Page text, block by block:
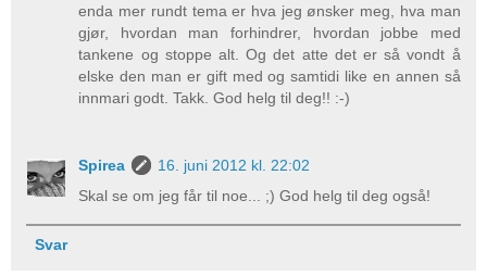
enda mer rundt tema er hva jeg ønsker meg, hva man
gjør, hvordan man forhindrer, hvordan jobbe med
tankene og stoppe alt. Og det atte det er så vondt å
elske den man er gift med og samtidi like en annen så
innmari godt. Takk. God helg til deg!! :-)
Spirea
16. juni 2012 kl. 22:02
Skal se om jeg får til noe... ;) God helg til deg også!
Svar